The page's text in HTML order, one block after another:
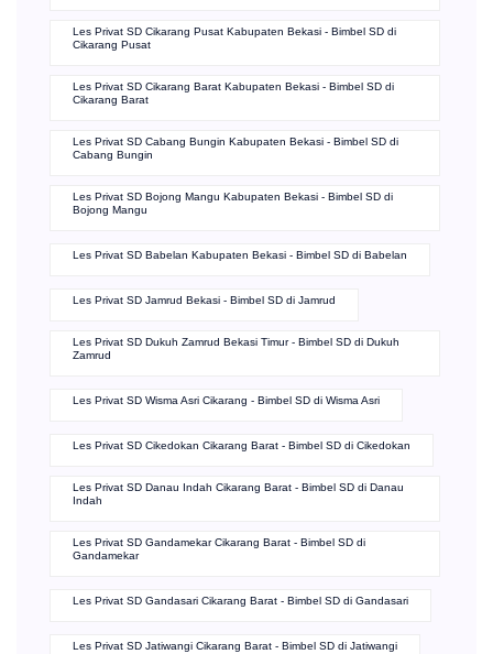
Les Privat SD Cikarang Pusat Kabupaten Bekasi - Bimbel SD di
Cikarang Pusat
Les Privat SD Cikarang Barat Kabupaten Bekasi - Bimbel SD di
Cikarang Barat
Les Privat SD Cabang Bungin Kabupaten Bekasi - Bimbel SD di
Cabang Bungin
Les Privat SD Bojong Mangu Kabupaten Bekasi - Bimbel SD di
Bojong Mangu
Les Privat SD Babelan Kabupaten Bekasi - Bimbel SD di Babelan
Les Privat SD Jamrud Bekasi - Bimbel SD di Jamrud
Les Privat SD Dukuh Zamrud Bekasi Timur - Bimbel SD di Dukuh
Zamrud
Les Privat SD Wisma Asri Cikarang - Bimbel SD di Wisma Asri
Les Privat SD Cikedokan Cikarang Barat - Bimbel SD di Cikedokan
Les Privat SD Danau Indah Cikarang Barat - Bimbel SD di Danau
Indah
Les Privat SD Gandamekar Cikarang Barat - Bimbel SD di
Gandamekar
Les Privat SD Gandasari Cikarang Barat - Bimbel SD di Gandasari
Les Privat SD Jatiwangi Cikarang Barat - Bimbel SD di Jatiwangi